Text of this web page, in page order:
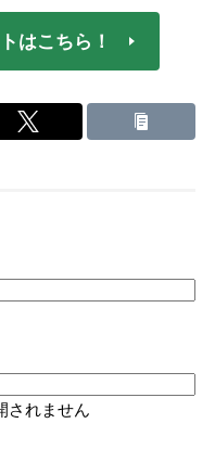
はこちら！
されません